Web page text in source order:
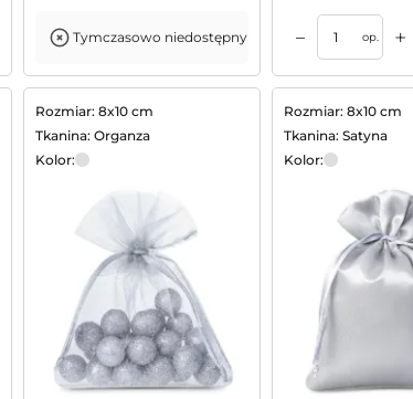
Tymczasowo niedostępny – op. +
Rozmiar: 8x10 cm
Tkanina: Organza
Kolor:
Rozmiar: 8x10 cm
Tkanina: Satyna
Kolor: